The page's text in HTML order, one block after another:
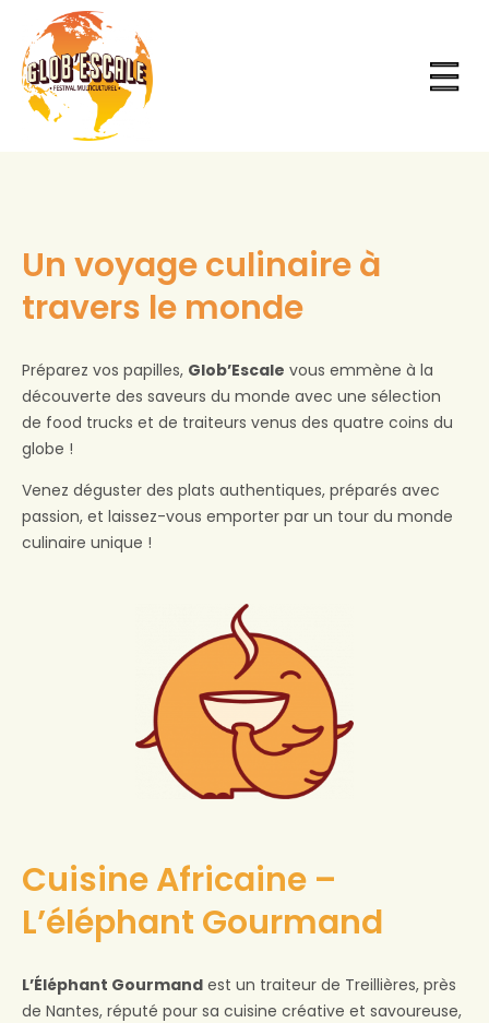
contenu
Un voyage culinaire à
travers le monde
Préparez vos papilles, Glob’Escale vous emmène à la
découverte des saveurs du monde avec une sélection
de food trucks et de traiteurs venus des quatre coins du
globe !
Venez déguster des plats authentiques, préparés avec
passion, et laissez-vous emporter par un tour du monde
culinaire unique !
Cuisine Africaine –
L’éléphant Gourmand
L’Éléphant Gourmand est un traiteur de Treillières, près
de Nantes, réputé pour sa cuisine créative et savoureuse,